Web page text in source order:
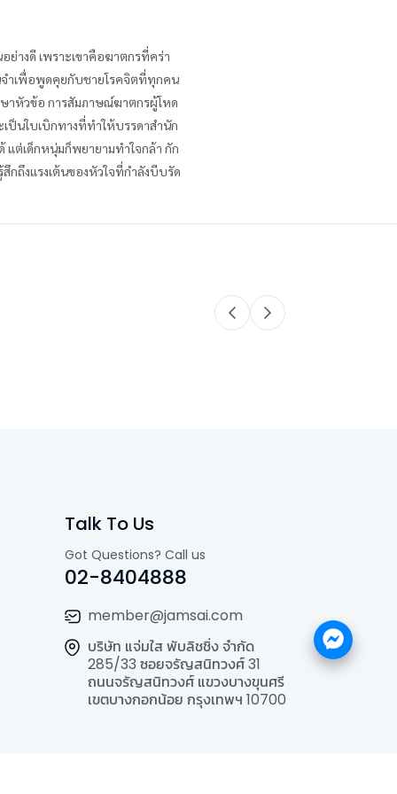
ย่างดี เพราะเขาคือฆาตกรที่คร่า
จำเพื่อพูดคุยกับชายโรคจิตที่ทุกคน
าหัวข้อ การสัมภาษณ์ฆาตกรผู้โหด
ป็นใบเบิกทางที่ทำให้บรรดาสำนัก
แต่เด็กหนุ่มก็พยายามทำใจกล้า กัก
กถึงแรงเต้นของหัวใจที่กำลังบีบรัด
Talk To Us
Got Questions? Call us
02-8404888
member@jamsai.com
บริษัท แจ่มใส พับลิชชิ่ง จำกัด
285/33 ซอยจรัญสนิทวงศ์ 31
ถนนจรัญสนิทวงศ์ แขวงบางขุนศรี
เขตบางกอกน้อย กรุงเทพฯ 10700